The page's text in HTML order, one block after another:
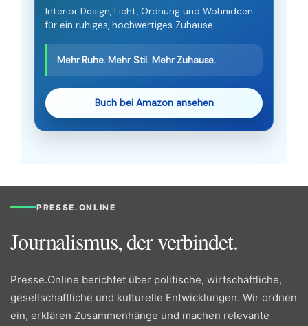
Interior Design, Licht, Ordnung und Wohnideen
für ein ruhiges, hochwertiges Zuhause.
Mehr Ruhe. Mehr Stil. Mehr Zuhause.
Buch bei Amazon ansehen
PRESSE.ONLINE
Journalismus, der verbindet.
Presse.Online berichtet über politische, wirtschaftliche,
gesellschaftliche und kulturelle Entwicklungen. Wir ordnen
ein, erklären Zusammenhänge und machen relevante